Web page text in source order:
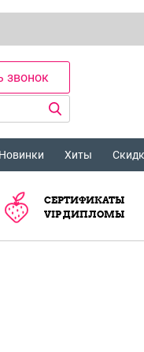
звонок
Хиты
СЕРТИФИКАТЫ
VIP ДИПЛОМЫ